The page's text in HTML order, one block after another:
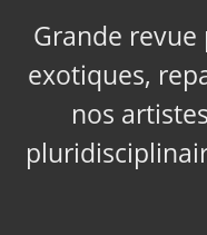
Grande revue
exotiques,
nos